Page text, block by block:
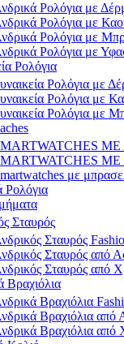
Ρολόγια με
Ρολόγια με
Ρολόγια με
Ρολόγια με
Ρολόγια
Ρολόγια με
Ρολόγια με
Ρολόγια με
με
Ρολόγια
Σταυρός
Σταυρός
Σταυρός από
Σταυρός από
Βραχιόλια
Βραχιόλια
Βραχιόλια από
Βραχιόλια από